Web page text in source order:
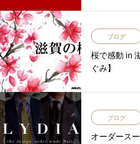
ブログ
桜で感動 in
ぐみ】
ブログ
オーダース